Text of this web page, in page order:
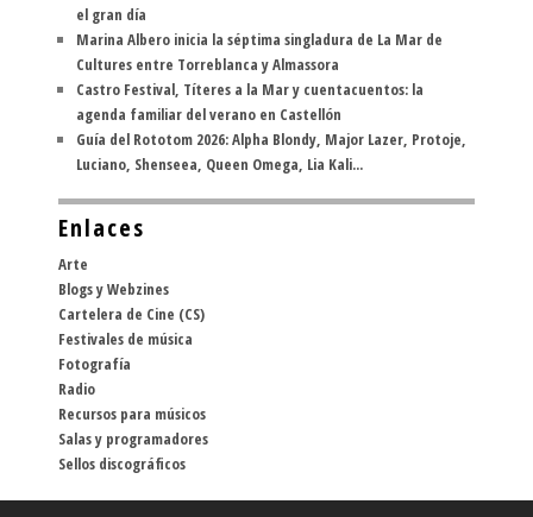
el gran día
Marina Albero inicia la séptima singladura de La Mar de
Cultures entre Torreblanca y Almassora
Castro Festival, Títeres a la Mar y cuentacuentos: la
agenda familiar del verano en Castellón
Guía del Rototom 2026: Alpha Blondy, Major Lazer, Protoje,
Luciano, Shenseea, Queen Omega, Lia Kali...
Enlaces
Arte
Blogs y Webzines
Cartelera de Cine (CS)
Festivales de música
Fotografía
Radio
Recursos para músicos
Salas y programadores
Sellos discográficos